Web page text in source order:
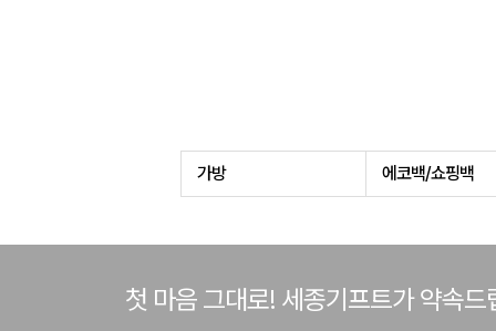
가방 에코백/쇼핑백
첫 마음 그대로! 세종기프트가 약속드